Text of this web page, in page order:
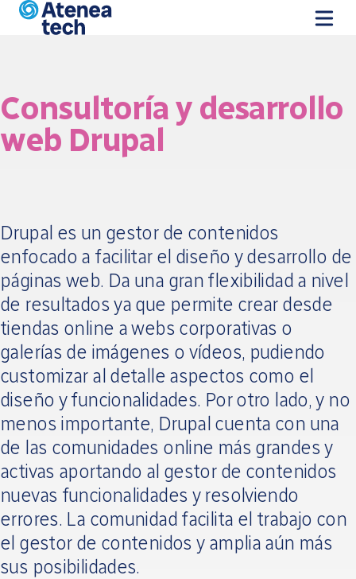
Skip to main content
Consultoría y desarrollo
web Drupal
Drupal es un gestor de contenidos
enfocado a facilitar el diseño y desarrollo de
páginas web. Da una gran flexibilidad a nivel
de resultados ya que permite crear desde
tiendas online a webs corporativas o
galerías de imágenes o vídeos, pudiendo
customizar al detalle aspectos como el
diseño y funcionalidades. Por otro lado, y no
menos importante, Drupal cuenta con una
de las comunidades online más grandes y
activas aportando al gestor de contenidos
nuevas funcionalidades y resolviendo
errores. La comunidad facilita el trabajo con
el gestor de contenidos y amplia aún más
sus posibilidades.